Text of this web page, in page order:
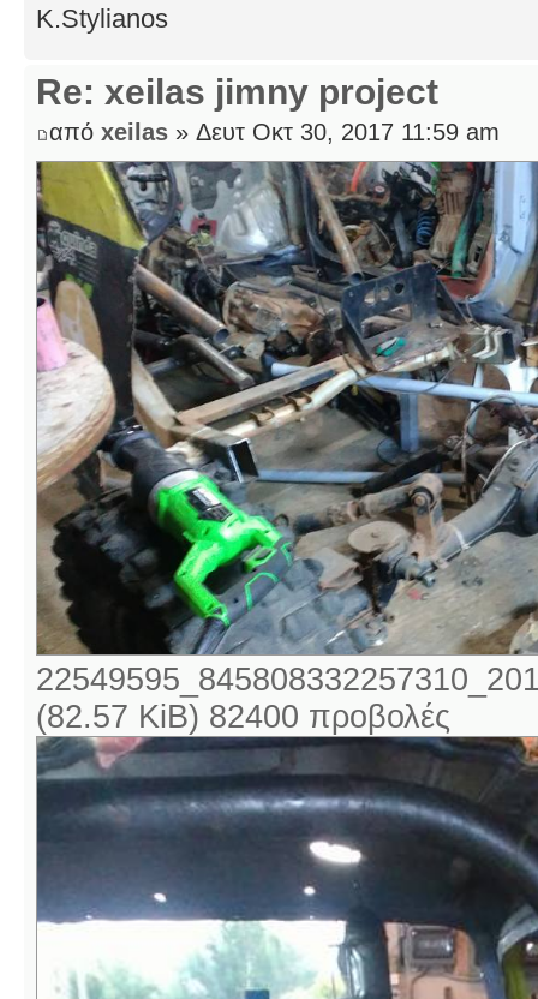
K.Stylianos
Re: xeilas jimny project
από xeilas » Δευτ Οκτ 30, 2017 11:59 am
(82.57 KiB) 82400 προβολές